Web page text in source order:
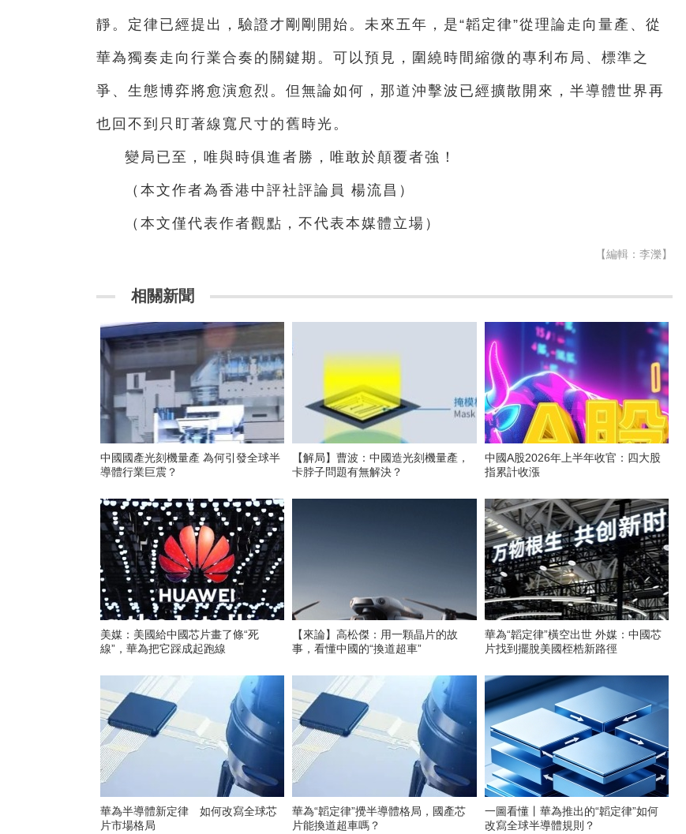
靜。定律已經提出，驗證才剛剛開始。未來五年，是“韜定律”從理論走向量產、從
華為獨奏走向行業合奏的關鍵期。可以預見，圍繞時間縮微的專利布局、標準之
爭、生態博弈將愈演愈烈。但無論如何，那道沖擊波已經擴散開來，半導體世界再
也回不到只盯著線寬尺寸的舊時光。
變局已至，唯與時俱進者勝，唯敢於顛覆者強！
（本文作者為香港中評社評論員 楊流昌）
（本文僅代表作者觀點，不代表本媒體立場）
【編輯：李濼】
相關新聞
中國國產光刻機量產 為何引發全球半
導體行業巨震？
【解局】曹波：中國造光刻機量產，
卡脖子問題有無解決？
中國A股2026年上半年收官：四大股
指累計收漲
美媒：美國給中國芯片畫了條“死
線”，華為把它踩成起跑線
【來論】高松傑：用一顆晶片的故
事，看懂中國的“換道超車”
華為“韜定律”橫空出世 外媒：中國芯
片找到擺脫美國桎梏新路徑
華為半導體新定律 如何改寫全球芯
片市場格局
華為“韜定律”攪半導體格局，國產芯
片能換道超車嗎？
一圖看懂丨華為推出的“韜定律”如何
改寫全球半導體規則？